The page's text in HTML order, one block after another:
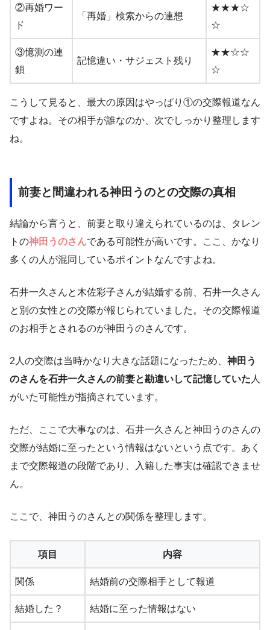
②再婚ワー
ド
「再婚」検索からの連想
★★★☆
☆
③憶測の連
鎖
記憶違い・サジェスト残り
★★☆☆
☆
こうして見ると、最大の原因はやっぱり①の交際報道なん
ですよね。その相手が誰なのか、次でしっかり整理します
ね。
前妻と間違われる神田うのとの交際の真相
結論から言うと、前妻と取り違えられているのは、タレン
トの神田うのさんである可能性が高いです。ここ、かなり
多くの人が混同しているポイントなんですよね。
石井一久さんと木佐彩子さんが結婚する前、石井一久さん
と別の女性との交際が報じられていました。その交際報道
のお相手とされるのが神田うのさんです。
2人の交際は当時かなり大きな話題になったため、 神田う
のさんを石井一久さんの前妻と勘違いして記憶していた 人
がいた可能性が指摘されています。
ただ、ここで大事なのは、石井一久さんと神田うのさんの
交際が結婚に至ったという情報はないという点です。あく
まで交際報道の段階であり、入籍した事実は確認できませ
ん。
ここで、神田うのさんとの関係を整理します。
項目 内容
関係 結婚前の交際相手として報道
結婚した？ 結婚に至った情報はない